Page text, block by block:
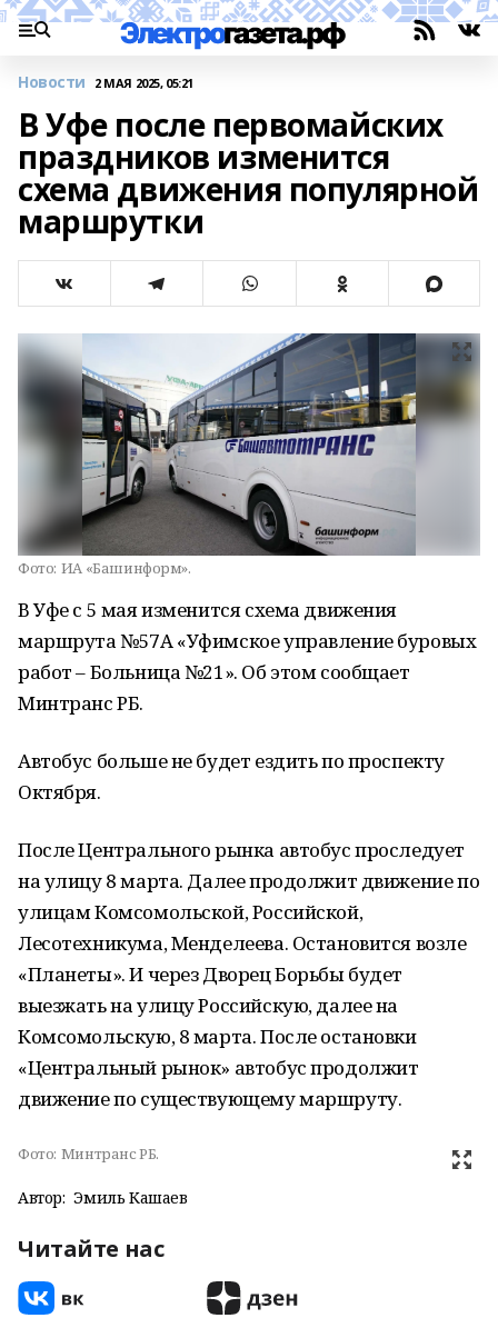
Новости 2 МАЯ 2025, 05:21
В Уфе после первомайских
праздников изменится
схема движения популярной
маршрутки
Фото: ИА «Башинформ».
В Уфе с 5 мая изменится схема движения
маршрута №57А «Уфимское управление буровых
работ – Больница №21». Об этом сообщает
Минтранс РБ.
Автобус больше не будет ездить по проспекту
Октября.
После Центрального рынка автобус проследует
на улицу 8 марта. Далее продолжит движение по
улицам Комсомольской, Российской,
Лесотехникума, Менделеева. Остановится возле
«Планеты». И через Дворец Борьбы будет
выезжать на улицу Российскую, далее на
Комсомольскую, 8 марта. После остановки
«Центральный рынок» автобус продолжит
движение по существующему маршруту.
Фото: Минтранс РБ.
Автор: Эмиль Кашаев
Читайте нас